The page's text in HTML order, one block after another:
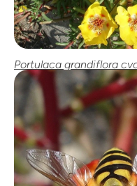
Portulaca grandiflora